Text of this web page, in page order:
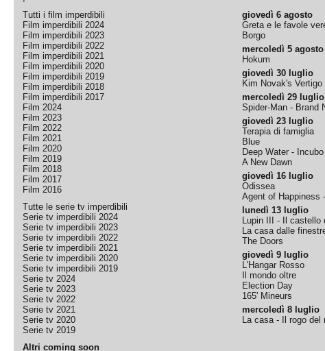
Tutti i film imperdibili
Film imperdibili 2024
Film imperdibili 2023
Film imperdibili 2022
Film imperdibili 2021
Film imperdibili 2020
Film imperdibili 2019
Film imperdibili 2018
Film imperdibili 2017
Film 2024
Film 2023
Film 2022
Film 2021
Film 2020
Film 2019
Film 2018
Film 2017
Film 2016
Tutte le serie tv imperdibili
Serie tv imperdibili 2024
Serie tv imperdibili 2023
Serie tv imperdibili 2022
Serie tv imperdibili 2021
Serie tv imperdibili 2020
Serie tv imperdibili 2019
Serie tv 2024
Serie tv 2023
Serie tv 2022
Serie tv 2021
Serie tv 2020
Serie tv 2019
Altri coming soon
giovedì 6 agosto
Greta e le favole
Borgo
mercoledì 5 agosto
Hokum
giovedì 30 luglio
Kim Novak's Vertigo
mercoledì 29 luglio
Spider-Man - Brand
giovedì 23 luglio
Terapia di famiglia
Blue
Deep Water -
A New Dawn
giovedì 16 luglio
Odissea
Agent of Happiness
lunedì 13 luglio
Lupin III - Il castello
La casa dalle
The Doors
giovedì 9 luglio
L'Hangar Rosso
Il mondo oltre
Election Day
165' Mineurs
mercoledì 8 luglio
La casa - Il rogo del